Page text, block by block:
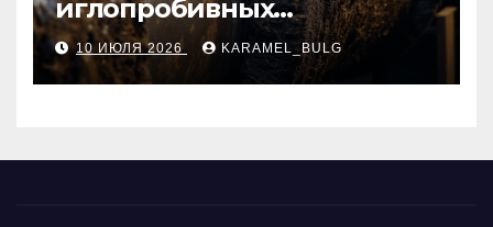
иглопробивных
базальтовых огнеупорных
матов
10 ИЮЛЯ 2026 KARAMEL_BULG